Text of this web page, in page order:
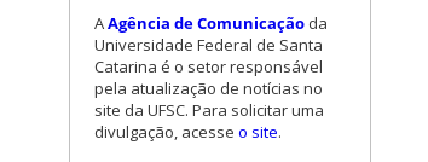
AAgência de Comunicação da
Universidade Federal de Santa
Catarina é o setor responsável
pela atualização de notícias no
site da UFSC. Para solicitar uma
divulgação, acesse o site.